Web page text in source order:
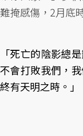
難掩感傷，2月底
「死亡的陰影總
不會打敗我們，
終有天明之時。」